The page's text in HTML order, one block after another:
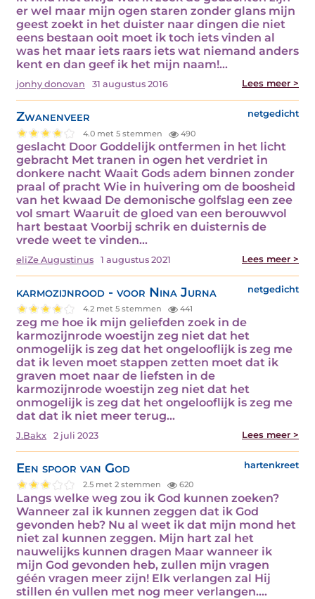
er wel maar mijn ogen staren zonder glans mijn
geest zoekt in het duister naar dingen die niet
eens bestaan ooit moet ik toch iets vinden al
was het maar iets raars iets wat niemand anders
kent en dan geef ik het mijn naam!…
jonhy donovan 31 augustus 2016 Lees meer >
Zwanenveer netgedicht
4.0 met 5 stemmen 490
geslacht Door Goddelijk ontfermen in het licht
gebracht Met tranen in ogen het verdriet in
donkere nacht Waait Gods adem binnen zonder
praal of pracht Wie in huivering om de boosheid
van het kwaad De demonische golfslag een zee
vol smart Waaruit de gloed van een berouwvol
hart bestaat Voorbij schrik en duisternis de
vrede weet te vinden…
eliZe Augustinus 1 augustus 2021 Lees meer >
karmozijnrood - voor Nina Jurna netgedicht
4.2 met 5 stemmen 441
zeg me hoe ik mijn geliefden zoek in de
karmozijnrode woestijn zeg niet dat het
onmogelijk is zeg dat het ongelooflijk is zeg me
dat ik leven moet stappen zetten moet dat ik
graven moet naar de liefsten in de
karmozijnrode woestijn zeg niet dat het
onmogelijk is zeg dat het ongelooflijk is zeg me
dat dat ik niet meer terug…
J.Bakx 2 juli 2023 Lees meer >
Een spoor van God hartenkreet
2.5 met 2 stemmen 620
Langs welke weg zou ik God kunnen zoeken?
Wanneer zal ik kunnen zeggen dat ik God
gevonden heb? Nu al weet ik dat mijn mond het
niet zal kunnen zeggen. Mijn hart zal het
nauwelijks kunnen dragen Maar wanneer ik
mijn God gevonden heb, zullen mijn vragen
géén vragen meer zijn! Elk verlangen zal Hij
stillen én vullen met nog meer verlangen.…